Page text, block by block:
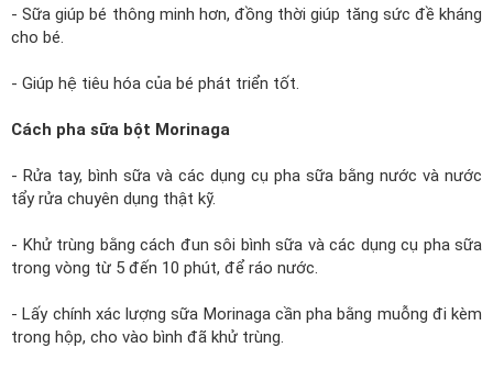
- Sữa giúp bé thông minh hơn, đồng thời giúp tăng sức đề kháng
cho bé.
- Giúp hệ tiêu hóa của bé phát triển tốt.
Cách pha sữa bột Morinaga
- Rửa tay, bình sữa và các dụng cụ pha sữa bằng nước và nước
tẩy rửa chuyên dụng thật kỹ.
- Khử trùng bằng cách đun sôi bình sữa và các dụng cụ pha sữa
trong vòng từ 5 đến 10 phút, để ráo nước.
- Lấy chính xác lượng sữa Morinaga cần pha bằng muỗng đi kèm
trong hộp, cho vào bình đã khử trùng.